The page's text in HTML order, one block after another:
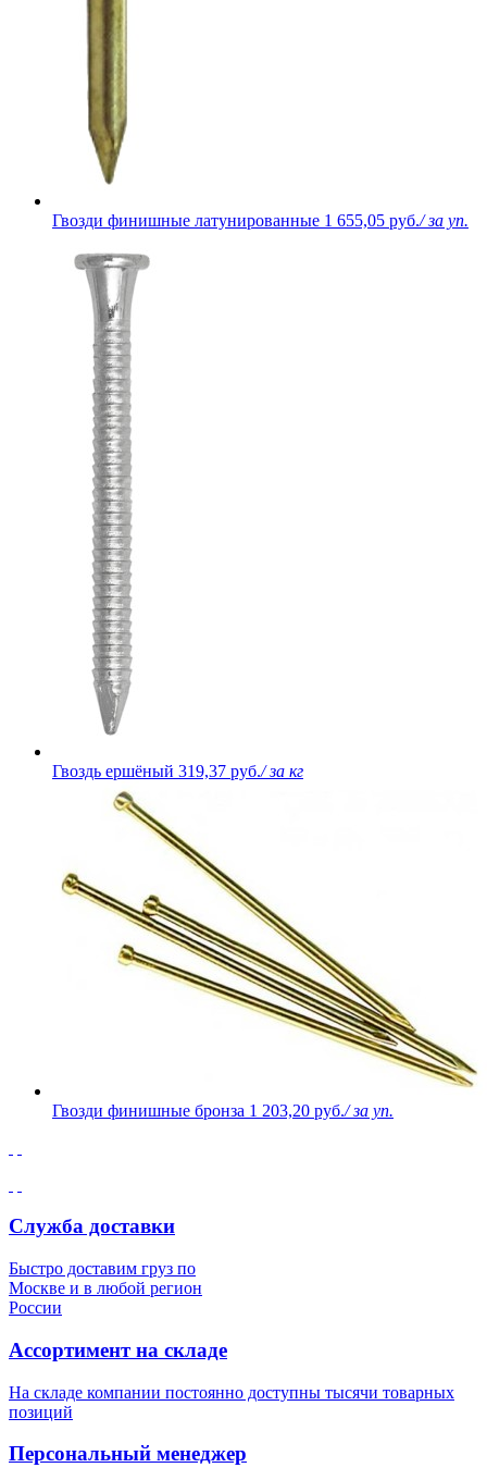
Гвозди финишные латунированные 1 655,05 руб./ за уп.
Гвоздь ершёный 319,37 руб./ за кг
Гвозди финишные бронза 1 203,20 руб./ за уп.
Служба доставки
Быстро доставим груз по
Москве и в любой регион
России
Ассортимент на складе
На складе компании постоянно доступны тысячи товарных
позиций
Персональный менеджер